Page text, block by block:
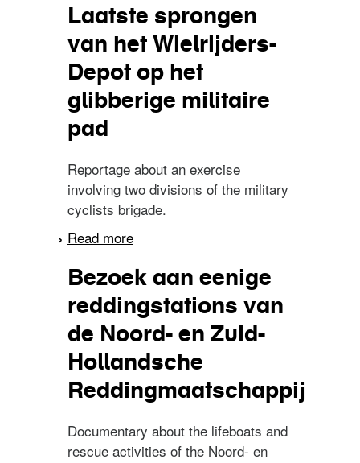
Houtrust
Laatste sprongen
van het Wielrijders-
Depot op het
glibberige militaire
pad
Reportage about an exercise
involving two divisions of the military
cyclists brigade.
Read more
op het glibberige militaire
pad
Bezoek aan eenige
reddingstations van
de Noord- en Zuid-
Hollandsche
Reddingmaatschappij
Documentary about the lifeboats and
rescue activities of the Noord- en